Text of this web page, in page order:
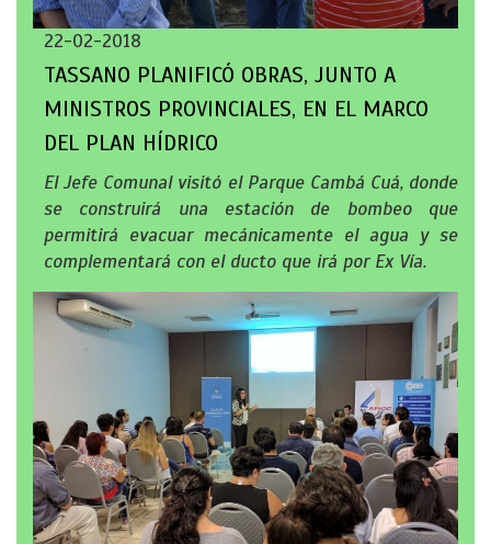
22-02-2018
TASSANO PLANIFICÓ OBRAS, JUNTO A
MINISTROS PROVINCIALES, EN EL MARCO
DEL PLAN HÍDRICO
El Jefe Comunal visitó el Parque Cambá Cuá, donde
se construirá una estación de bombeo que
permitirá evacuar mecánicamente el agua y se
complementará con el ducto que irá por Ex Vía.